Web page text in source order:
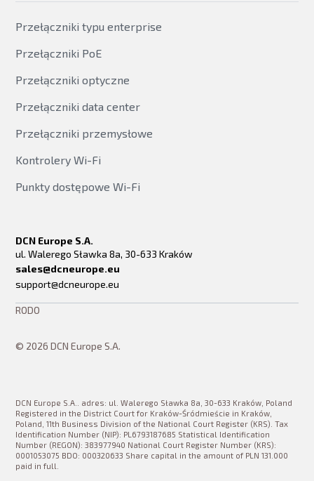
Przełączniki typu enterprise
Przełączniki PoE
Przełączniki optyczne
Przełączniki data center
Przełączniki przemysłowe
Kontrolery Wi-Fi
Punkty dostępowe Wi-Fi
DCN Europe S.A.
ul. Walerego Sławka 8a, 30-633 Kraków
sales@dcneurope.eu
support@dcneurope.eu
© 2026 DCN Europe S.A.
RODO
DCN Europe S.A.. adres: ul. Walerego Sławka 8a, 30-633 Kraków, Poland
Registered in the District Court for Kraków-Śródmieście in Kraków,
Poland, 11th Business Division of the National Court Register (KRS). Tax
Identification Number (NIP): PL6793187685 Statistical Identification
Number (REGON): 383977940 National Court Register Number (KRS):
0001053075 BDO: 000320633 Share capital in the amount of PLN 131.000
paid in full.